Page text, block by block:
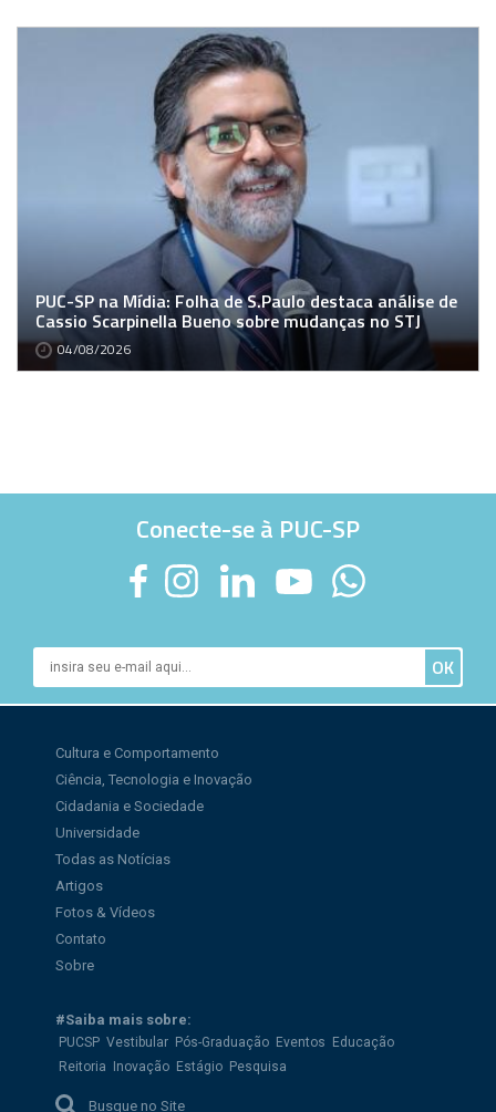
PUC-SP na Mídia: Folha de S.Paulo destaca análise de
Cassio Scarpinella Bueno sobre mudanças no STJ
04/08/2026
Conecte-se à PUC-SP
Cultura e Comportamento
Ciência, Tecnologia e Inovação
Cidadania e Sociedade
Universidade
Todas as Notícias
Artigos
Fotos & Vídeos
Contato
Sobre
#Saiba mais sobre:
PUCSP Vestibular Pós-Graduação Eventos
Educação
Reitoria
Inovação Estágio Pesquisa
Busque no Site